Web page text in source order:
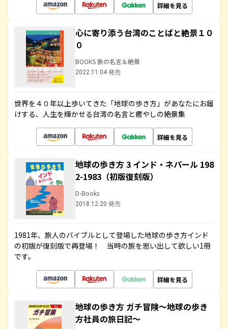
詳細を見る
心に寄り添う台湾のことばと絶景１０
０
BOOKS 旅の名言＆絶景
2022.11.04 発売
世界を４０年以上歩いてきた「地球の歩き方」があなたにお届
けする、人生を輝かせる台湾の名言と癒やしの絶景集
詳細を見る
地球の歩き方 3 インド・ネパール 198
2-1983（初版復刻版）
D-Books
2018.12.20 発売
1981年、旅人のバイブルとして登場した地球の歩き方インド
の初版が復刻版で再登場！ 当時の旅を思い出して欲しい1冊
です。
詳細を見る
地球の歩き方 ガチ冒険～地球の歩き
方社員の旅日記～